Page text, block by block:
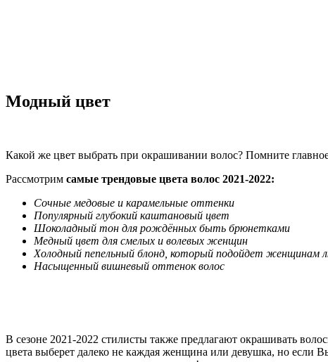
Модный цвет
Какой же цвет выбрать при окрашивании волос? Помните
Рассмотрим самые трендовые цвета волос 2021-2022:
Сочные медовые и карамельные оттенки
Популярный глубокий каштановый цвет
Шоколадный тон для рождённых быть брюнетками
Медный цвет для смелых и волевых женщин
Холодный пепельный блонд, который подойдет женщинам
Насыщенный вишневый оттенок волос
В сезоне 2021-2022 стилисты также предлагают окрашивать
цвета выберет далеко не каждая женщина или девушка, но если